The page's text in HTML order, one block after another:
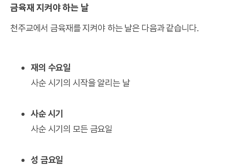
금육재 지켜야 하는 날
천주교에서 금육재를 지켜야 하는 날은 다음과 같습니다.
재의 수요일
사순 시기의 시작을 알리는 날
사순 시기
사순 시기의 모든 금요일
성 금요일